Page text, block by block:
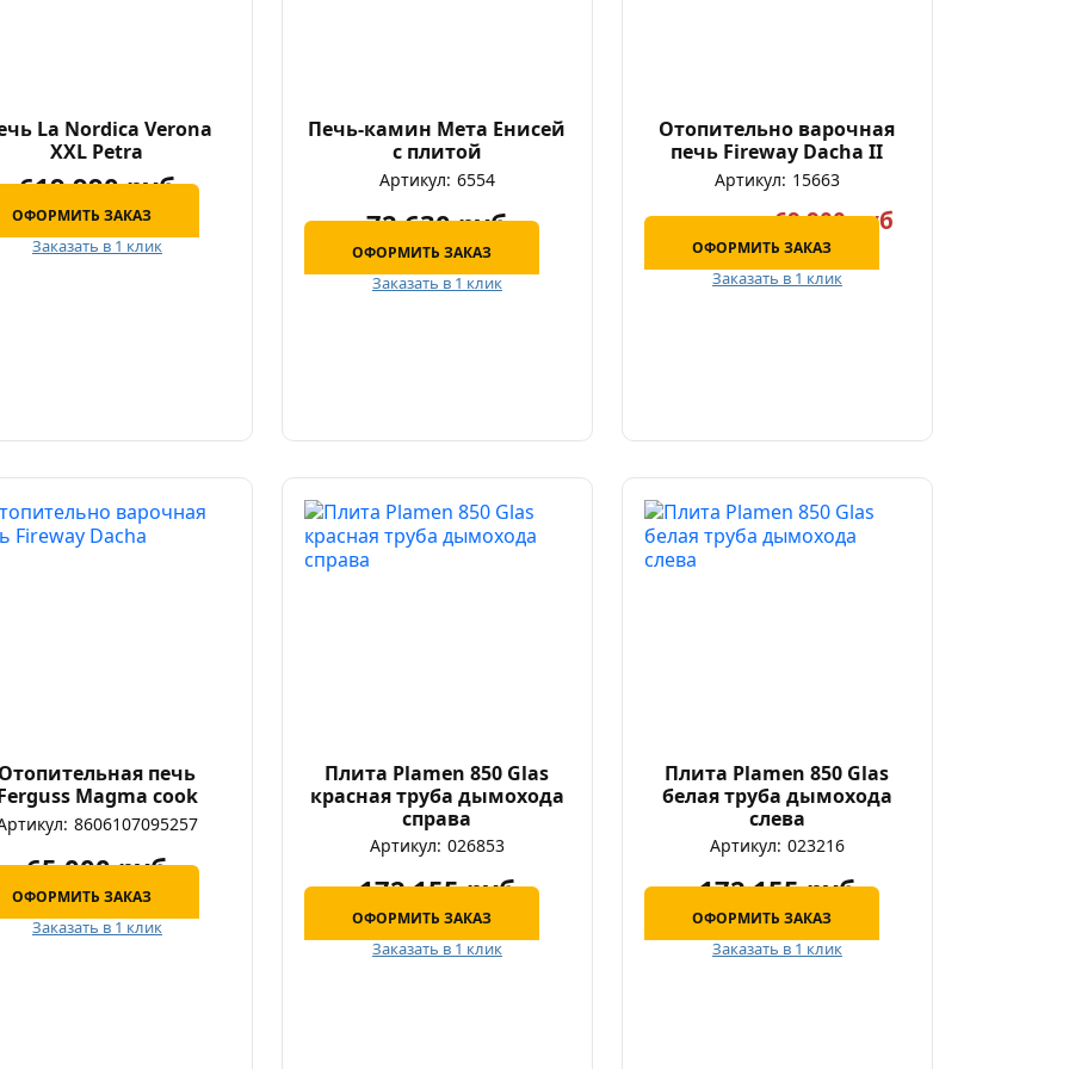
La Nordica Verona
XXL Petra
619 990 руб
ОФОРМИТЬ ЗАКАЗ
Заказать в 1 клик
Печь-камин Мета Енисей
с плитой
Артикул: 6554
72 630 руб
ОФОРМИТЬ ЗАКАЗ
Заказать в 1 клик
Отопительно варочная
печь Fireway Dacha II
Артикул: 15663
88 900 руб 69 900 руб
ОФОРМИТЬ ЗАКАЗ
Заказать в 1 клик
печь
Magma cook
8606107095257
65 000 руб
ОФОРМИТЬ ЗАКАЗ
Заказать в 1 клик
Плита Plamen 850 Glas
красная труба дымохода
справа
Артикул: 026853
172 155 руб
ОФОРМИТЬ ЗАКАЗ
Заказать в 1 клик
Плита Plamen 850 Glas
белая труба дымохода
слева
Артикул: 023216
172 155 руб
ОФОРМИТЬ ЗАКАЗ
Заказать в 1 клик